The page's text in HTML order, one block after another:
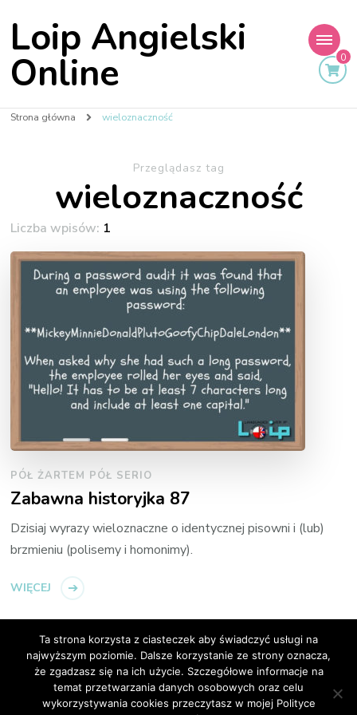
Loip Angielski
Online 0
Strona główna wieloznaczność
Przeglądasz tag
wieloznaczność
Liczba wpisów: 1
PÓŁ ŻARTEM PÓŁ SERIO
Zabawna historyjka 87
Dzisiaj wyrazy wieloznaczne o identycznej pisowni i (lub)
brzmieniu (polisemy i homonimy).
WIĘCEJ
© Copyright 2026Loip Angielski Online. All Rights
Ta strona korzysta z ciasteczek aby świadczyć usługi na
najwyższym poziomie. Dalsze korzystanie ze strony oznacza,
że zgadzasz się na ich użycie. Szczegółowe informacje na
temat przetwarzania danych osobowych oraz celu
wykorzystywania cookies przeczytasz w mojej Polityce